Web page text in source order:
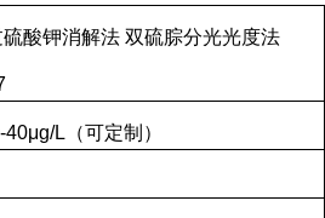
酸钾消解法 双硫腙分光光度法
40μg/L （可定制）